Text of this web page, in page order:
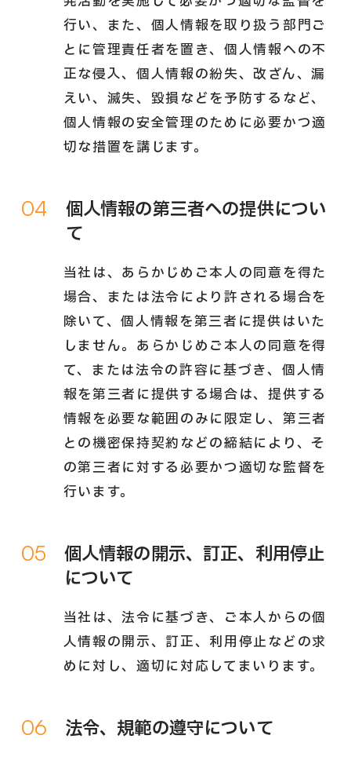
行い、また、個人情報を取り扱う部門ご
とに管理責任者を置き、個人情報への不
正な侵入、個人情報の紛失、改ざん、漏
えい、滅失、毀損などを予防するなど、
個人情報の安全管理のために必要かつ適
切な措置を講じます。
04
個人情報の第三者への提供につい
て
当社は、あらかじめご本人の同意を得た
場合、または法令により許される場合を
除いて、個人情報を第三者に提供はいた
しません。あらかじめご本人の同意を得
て、または法令の許容に基づき、個人情
報を第三者に提供する場合は、提供する
情報を必要な範囲のみに限定し、第三者
との機密保持契約などの締結により、そ
の第三者に対する必要かつ適切な監督を
行います。
05
個人情報の開示、訂正、利用停止
について
当社は、法令に基づき、ご本人からの個
人情報の開示、訂正、利用停止などの求
めに対し、適切に対応してまいります。
06 法令、規範の遵守について